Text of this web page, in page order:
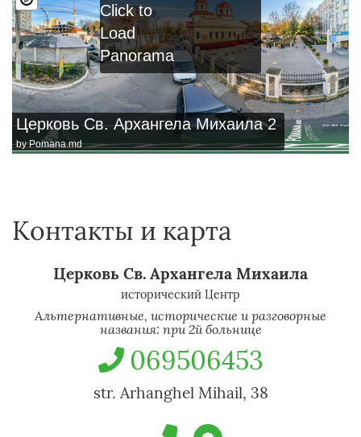
Церковь Св. Архангела Михаила 2
byPomana.md
Click to
Load
Panorama
Контакты и карта
Церковь Св. Архангела Михаила
исторический Центр
Альтернативные, исторические и разговорные
названия: при 2й больнице
069506453
str. Arhanghel Mihail, 38